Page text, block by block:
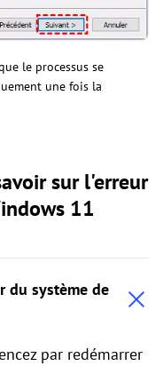
le processus se
une fois la
sur l'erreur
11
du système de
par redémarrer